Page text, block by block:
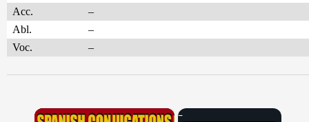
Acc.
–
Abl.
–
Voc.
–
×